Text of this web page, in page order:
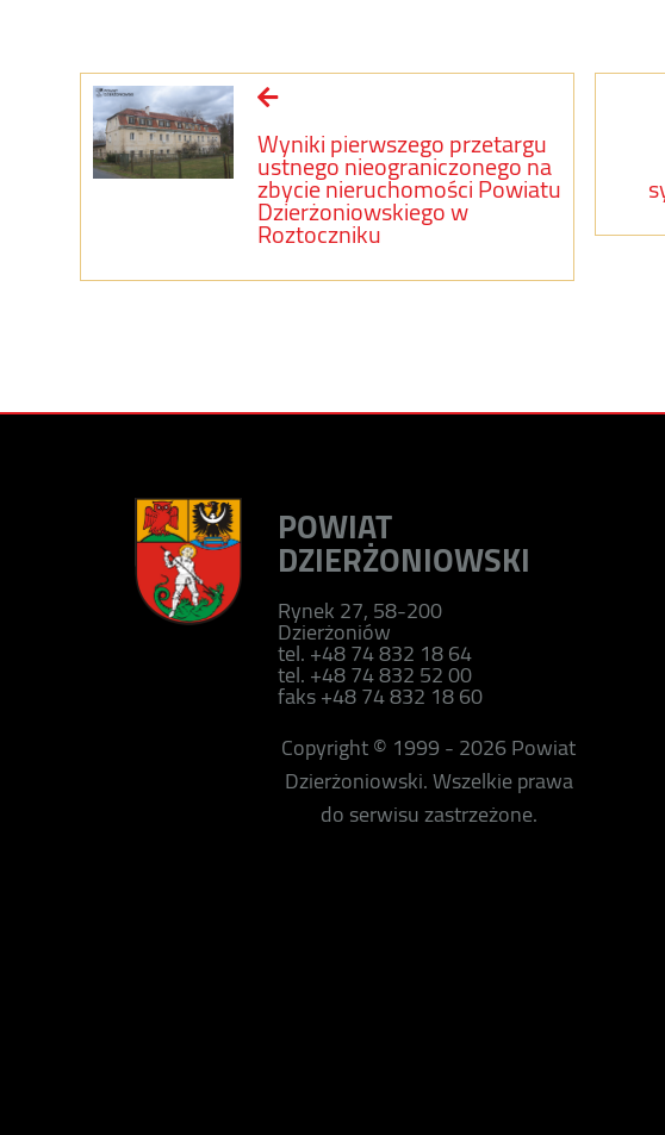
Wyniki pierwszego przetargu
ustnego nieograniczonego na
zbycie nieruchomości Powiatu
Dzierżoniowskiego w
Roztoczniku
POWIAT
DZIERŻONIOWSKI
Rynek 27, 58-200
Dzierżoniów
tel. +48 74 832 18 64
tel. +48 74 832 52 00
faks +48 74 832 18 60
Copyright © 1999 - 2026 Powiat
Dzierżoniowski. Wszelkie prawa
do serwisu zastrzeżone.